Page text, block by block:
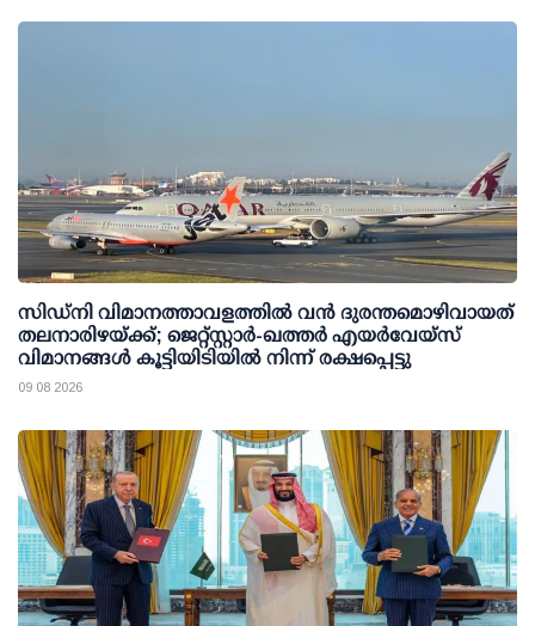
സിഡ്‌നി വിമാനത്താവളത്തിൽ വൻ ദുരന്തമൊഴിവായത്
തലനാരിഴയ്ക്ക്; ജെറ്റ്‌സ്റ്റാർ-ഖത്തർ എയർവേയ്‌സ്
വിമാനങ്ങൾ കൂട്ടിയിടിയിൽ നിന്ന് രക്ഷപ്പെട്ടു
09 08 2026